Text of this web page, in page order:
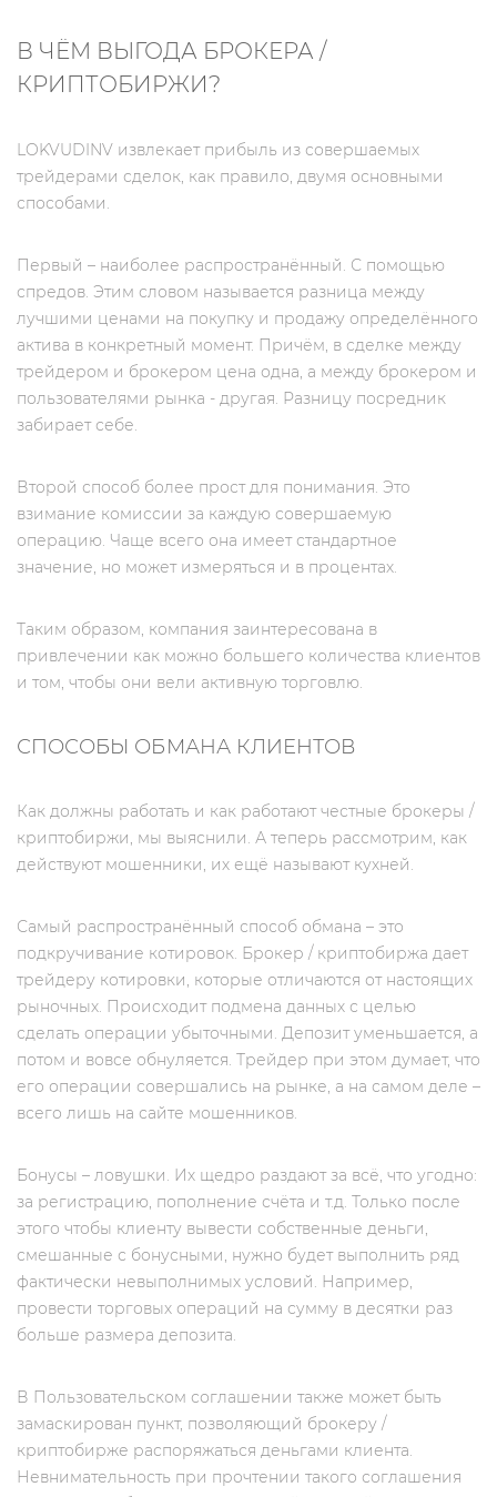
В ЧЁМ ВЫГОДА БРОКЕРА /
КРИПТОБИРЖИ?
LOKVUDINV извлекает прибыль из совершаемых
трейдерами сделок, как правило, двумя основными
способами.
Первый – наиболее распространённый. С помощью
спредов. Этим словом называется разница между
лучшими ценами на покупку и продажу определённого
актива в конкретный момент. Причём, в сделке между
трейдером и брокером цена одна, а между брокером и
пользователями рынка - другая. Разницу посредник
забирает себе.
Второй способ более прост для понимания. Это
взимание комиссии за каждую совершаемую
операцию. Чаще всего она имеет стандартное
значение, но может измеряться и в процентах.
Таким образом, компания заинтересована в
привлечении как можно большего количества клиентов
и том, чтобы они вели активную торговлю.
СПОСОБЫ ОБМАНА КЛИЕНТОВ
Как должны работать и как работают честные брокеры /
криптобиржи, мы выяснили. А теперь рассмотрим, как
действуют мошенники, их ещё называют кухней.
Самый распространённый способ обмана – это
подкручивание котировок. Брокер / криптобиржа дает
трейдеру котировки, которые отличаются от настоящих
рыночных. Происходит подмена данных с целью
сделать операции убыточными. Депозит уменьшается, а
потом и вовсе обнуляется. Трейдер при этом думает, что
его операции совершались на рынке, а на самом деле –
всего лишь на сайте мошенников.
Бонусы – ловушки. Их щедро раздают за всё, что угодно:
за регистрацию, пополнение счёта и т.д. Только после
этого чтобы клиенту вывести собственные деньги,
смешанные с бонусными, нужно будет выполнить ряд
фактически невыполнимых условий. Например,
провести торговых операций на сумму в десятки раз
больше размера депозита.
В Пользовательском соглашении также может быть
замаскирован пункт, позволяющий брокеру /
криптобирже распоряжаться деньгами клиента.
Невнимательность при прочтении такого соглашения